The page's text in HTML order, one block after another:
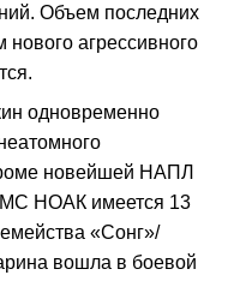
Объем последних
нового агрессивного
одновременно
новейшей НАПЛ
НОАК имеется 13
«Сонг»/
вошла в боевой